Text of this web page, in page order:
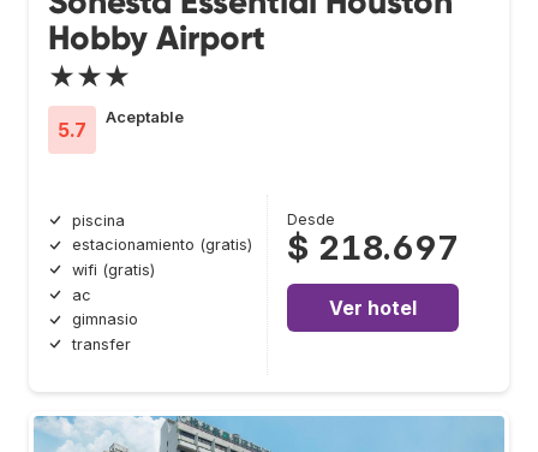
Hobby Airport
★★★
5.7
Aceptable
piscina
estacionamiento (gratis)
wifi (gratis)
ac
gimnasio
transfer
Desde
$ 218.697
Ver hotel